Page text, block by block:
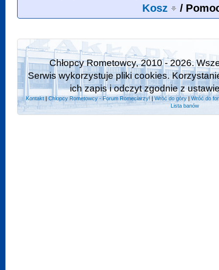
Kosz
/
Chłopcy Rometowcy, 2010 - 2026.
Serwis wykorzystuje pliki cookies.
ich zapis i odczyt zgodnie z
Kontakt| Chlopcy Rometowcy - Forum Romeciarzy! |Wróć do góry| Wróć do
Lista banów